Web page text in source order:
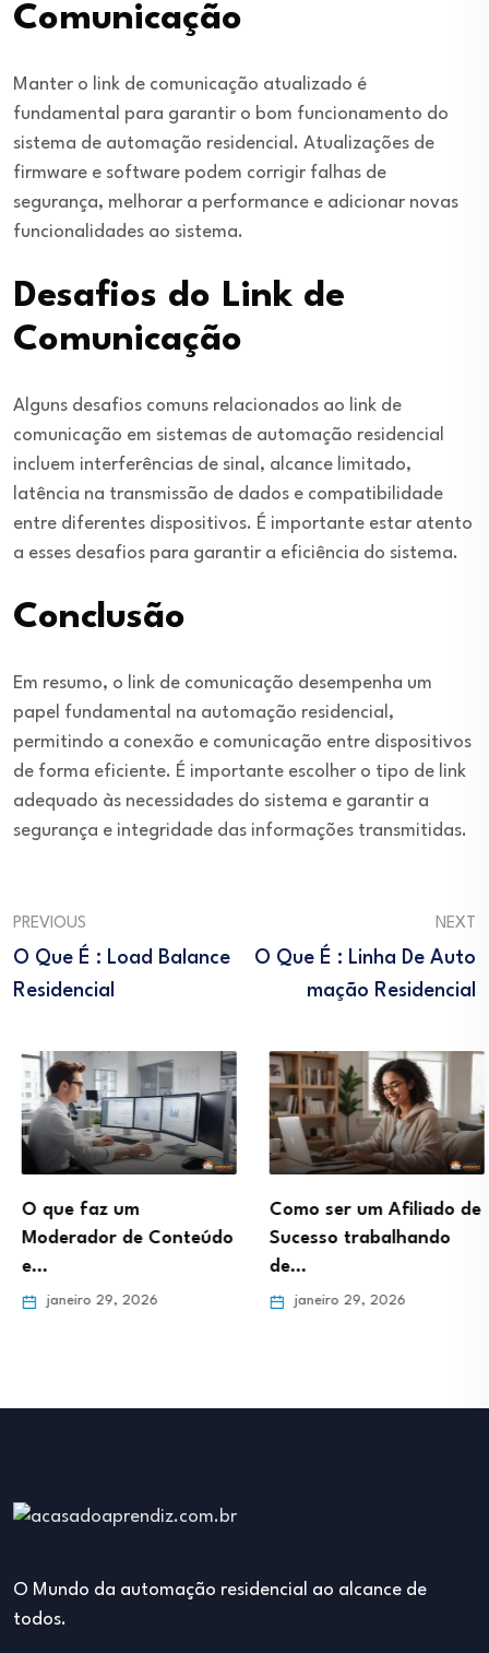
Comunicação
Manter o link de comunicação atualizado é
fundamental para garantir o bom funcionamento do
sistema de automação residencial. Atualizações de
firmware e software podem corrigir falhas de
segurança, melhorar a performance e adicionar novas
funcionalidades ao sistema.
Desafios do Link de
Comunicação
Alguns desafios comuns relacionados ao link de
comunicação em sistemas de automação residencial
incluem interferências de sinal, alcance limitado,
latência na transmissão de dados e compatibilidade
entre diferentes dispositivos. É importante estar atento
a esses desafios para garantir a eficiência do sistema.
Conclusão
Em resumo, o link de comunicação desempenha um
papel fundamental na automação residencial,
permitindo a conexão e comunicação entre dispositivos
de forma eficiente. É importante escolher o tipo de link
adequado às necessidades do sistema e garantir a
segurança e integridade das informações transmitidas.
PREVIOUS
O Que É : Load Balance
Residencial
NEXT
O Que É : Linha De Auto
Mação Residencial
O que faz um
Moderador de Conteúdo
e…
janeiro 29, 2026
Como ser um Afiliado de
Sucesso trabalhando
de…
janeiro 29, 2026
O Mundo da automação residencial ao alcance de
todos.